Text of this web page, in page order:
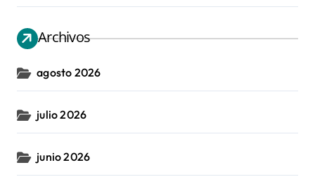
Archivos
agosto 2026
julio 2026
junio 2026